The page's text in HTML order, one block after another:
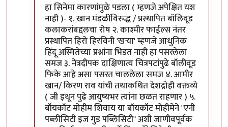
हा सिनेमा कारणांमुळे पडला ( म्हणजे अपेक्षित यश
नाही )- १. खान मंडळींविरुद्ध / प्रस्थापित बॉलिवूड
कलाकरांबद्दलचा रोष २. काश्मीर फाईल्स नंतर
प्रस्थापित हिरो हिरविनी 'खर्‍या' म्हणजे आधुनिक
हिंदू अस्मितेच्या प्रश्नांना भिडत नाही हा पसरलेला
समज ३. नेत्रदीपक दाक्षिणात्य चित्रपटांपुढे बॉलीवूड
फिके आहे असा पसरत चाललेला समज ४. आमीर
खान/ किरण राव यांची तथाकथित देशद्रोही वक्तव्ये
( जी इथून पुढे आयुष्यभर त्यांना छळत राहणार ) ५.
बॉयकॉट मोहीम शिवाय या बॉयकॉट मोहीमेने "एनी
पब्लीसिटी इज गुड पब्लिसिटी" अशी जाणीवपूर्वक